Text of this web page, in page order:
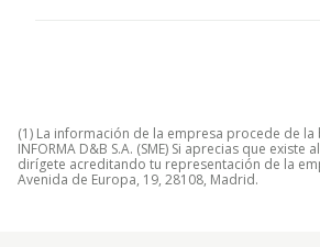
(1) La información de la empresa procede de
INFORMA D&B S.A. (SME) Si aprecias que
dirígete acreditando tu representación de la
Avenida de Europa, 19, 28108, Madrid.